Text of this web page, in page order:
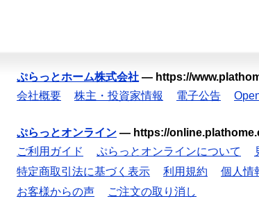
ぷらっとホーム株式会社 — https://
会社概要
株主・投資家情報 電子公告
ぷらっとオンライン — https://
ご利用ガイド
ぷらっとオンラインについて
特定商取引法に基づく表示
利用規約 個人情
お客様からの声
ご注文の取り消し